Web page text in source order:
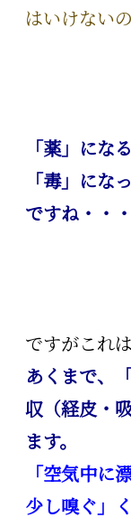
はいけない
「薬」にな
「毒」にな
ですね・・・
ですがこれは
あくまで、
収（経皮・
ます。
「空気中に
少し嗅ぐ」